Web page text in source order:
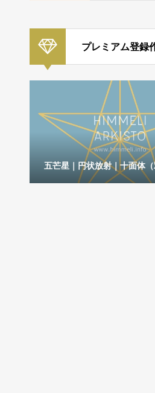
プレミアム登録
五芒星｜円状放射｜十面体（